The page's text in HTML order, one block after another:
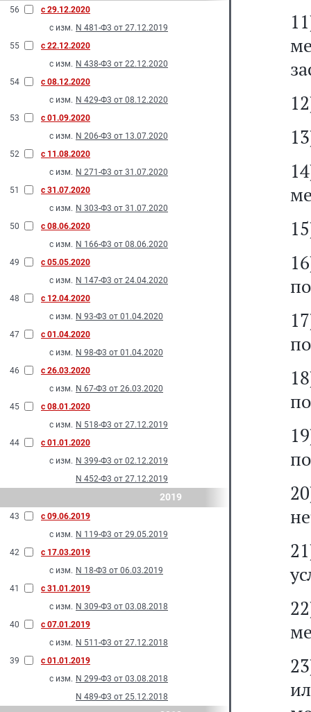
56
с 29.12.2020
с изм. N 481-Ф3 от 27.12.2019
55
с 22.12.2020
с изм. N 438-Ф3 от 22.12.2020
54
с 08.12.2020
с изм. N 429-Ф3 от 08.12.2020
53
с 01.09.2020
с изм. N 206-Ф3 от 13.07.2020
52
с 11.08.2020
с изм. N 271-Ф3 от 31.07.2020
51
с 31.07.2020
с изм. N 303-Ф3 от 31.07.2020
50
с 08.06.2020
с изм. N 166-Ф3 от 08.06.2020
49
с 05.05.2020
с изм. N 147-Ф3 от 24.04.2020
48
с 12.04.2020
с изм. N 93-Ф3 от 01.04.2020
47
с 01.04.2020
с изм. N 98-Ф3 от 01.04.2020
46
с 26.03.2020
с изм. N 67-Ф3 от 26.03.2020
45
с 08.01.2020
с изм. N 518-Ф3 от 27.12.2019
44
с 01.01.2020
с изм. N 399-Ф3 от 02.12.2019
N 452-Ф3 от 27.12.2019
2019
43
с 09.06.2019
с изм. N 119-Ф3 от 29.05.2019
42
с 17.03.2019
с изм. N 18-Ф3 от 06.03.2019
41
с 31.01.2019
с изм. N 309-Ф3 от 03.08.2018
40
с 07.01.2019
с изм. N 511-Ф3 от 27.12.2018
39
с 01.01.2019
с изм. N 299-Ф3 от 03.08.2018
N 489-Ф3 от 25.12.2018